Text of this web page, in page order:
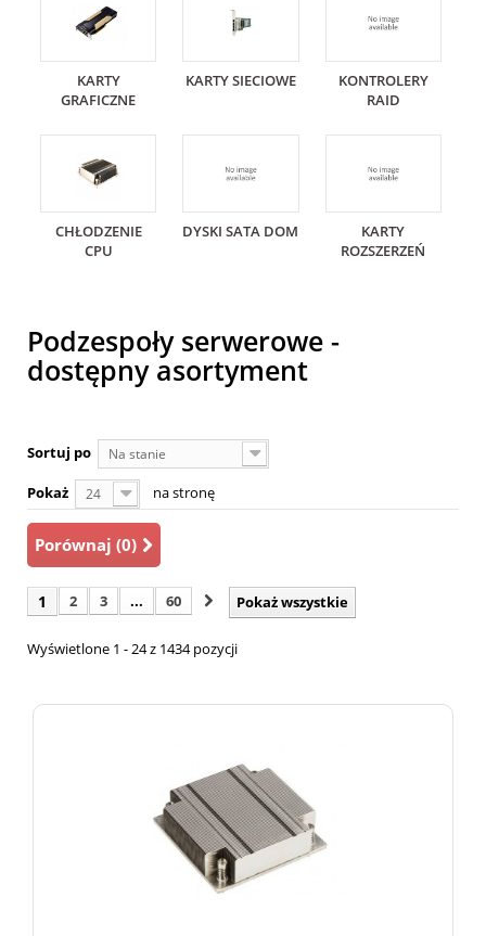
KARTY
GRAFICZNE
KARTY SIECIOWE
KONTROLERY
RAID
CHŁODZENIE
CPU
DYSKI SATA DOM
KARTY
ROZSZERZEŃ
Podzespoły serwerowe -
dostępny asortyment
Sortuj po Na stanie
Pokaż 24 na stronę
Porównaj (0)
Pokaż wszystkie
1 2 3 ... 60
Wyświetlone 1 - 24 z 1434 pozycji